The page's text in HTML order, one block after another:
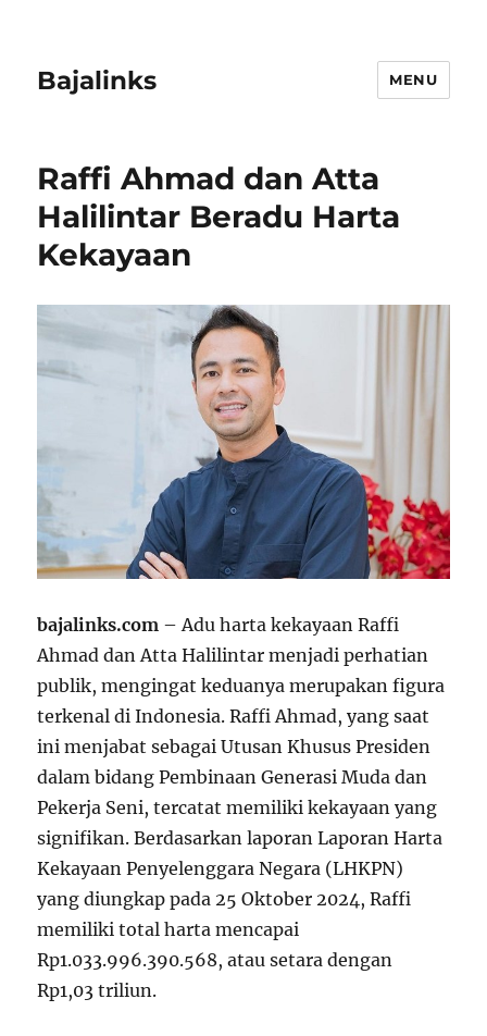
Bajalinks MENU
Raffi Ahmad dan Atta
Halilintar Beradu Harta
Kekayaan
bajalinks.com – Adu harta kekayaan Raffi
Ahmad dan Atta Halilintar menjadi perhatian
publik, mengingat keduanya merupakan figura
terkenal di Indonesia. Raffi Ahmad, yang saat
ini menjabat sebagai Utusan Khusus Presiden
dalam bidang Pembinaan Generasi Muda dan
Pekerja Seni, tercatat memiliki kekayaan yang
signifikan. Berdasarkan laporan Laporan Harta
Kekayaan Penyelenggara Negara (LHKPN)
yang diungkap pada 25 Oktober 2024, Raffi
memiliki total harta mencapai
Rp1.033.996.390.568, atau setara dengan
Rp1,03 triliun.